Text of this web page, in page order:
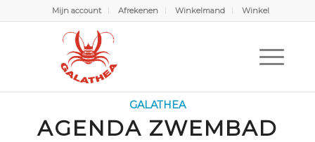
Mijn account Afrekenen Winkelmand Winkel
Scubabubbels
U bevindt zich hier: Home
Agenda zwembad
GALATHEA
AGENDA ZWEMBAD